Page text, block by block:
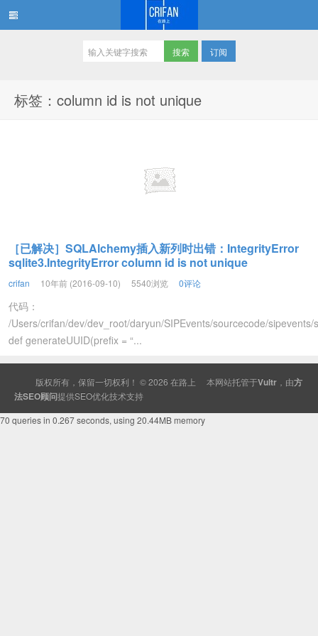
订阅
标签：column id is not unique
［已解决］SQLAlchemy插入新列时出错：IntegrityError
sqlite3.IntegrityError column id is not unique
crifan 10年前 (2016-09-10) 5540浏览 0评论
代码：
/Users/crifan/dev/dev_root/daryun/SIPEvents/sourcecode/
def generateUUID(prefix = “...
版权所有，保留一切权利！ © 2026 在路上 本网站托管于Vultr ，由方
法SEO顾问提供SEO优化技术支持
70 queries in 0.267 seconds, using 20.44MB memory